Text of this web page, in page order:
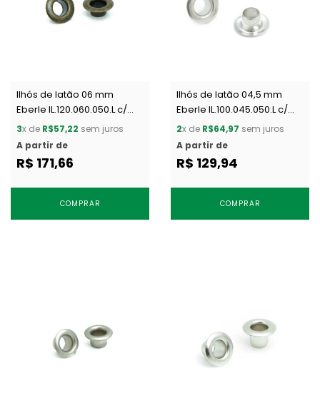
Ilhós de latão 06 mm
Eberle IL.120.060.050.L c/
1000 un
3x de R$57,22 sem juros
A partir de
R$ 171,66
COMPRAR
Ilhós de latão 04,5 mm
Eberle IL.100.045.050.L c/
1000 un
2x de R$64,97 sem juros
A partir de
R$ 129,94
COMPRAR